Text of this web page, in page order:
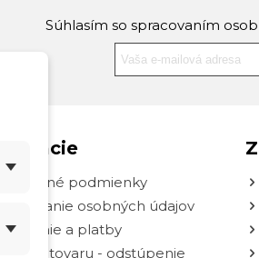
Súhlasím so spracovaním
podmienky
osobných údajov
a platby
tovaru - odstúpenie